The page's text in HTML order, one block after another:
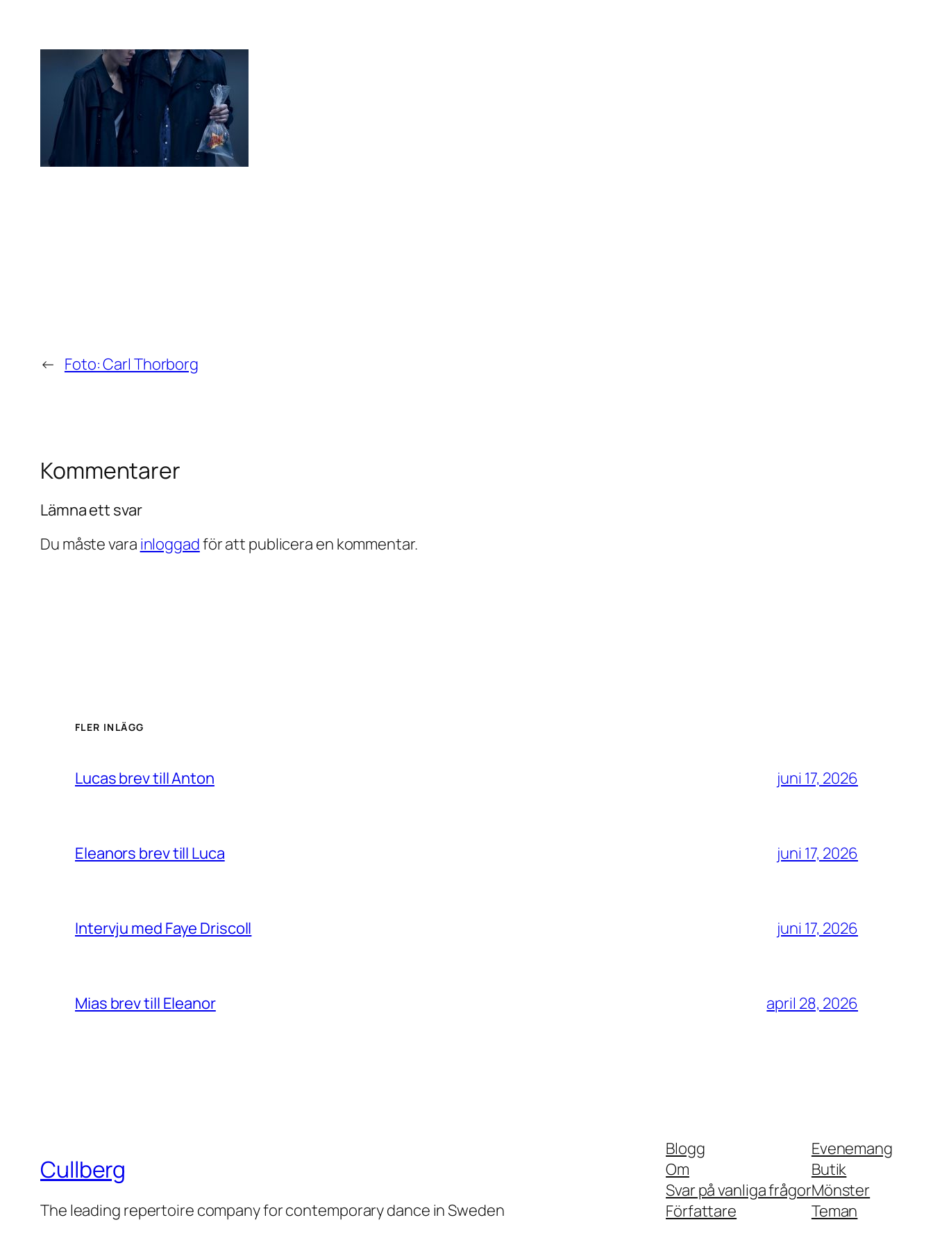
← Foto: Carl Thorborg
Kommentarer
Lämna ett svar
Du måste vara inloggadför att publicera en kommentar.
FLER INLÄGG
Lucas brev till Anton juni 17, 2026
Eleanors brev till Luca juni 17, 2026
Intervju med Faye Driscoll juni 17, 2026
Mias brev till Eleanor april 28, 2026
Cullberg
The leading repertoire company for contemporary dance in Sweden
Blogg
Om
Svar på vanliga frågor
Författare
Evenemang
Butik
Mönster
Teman